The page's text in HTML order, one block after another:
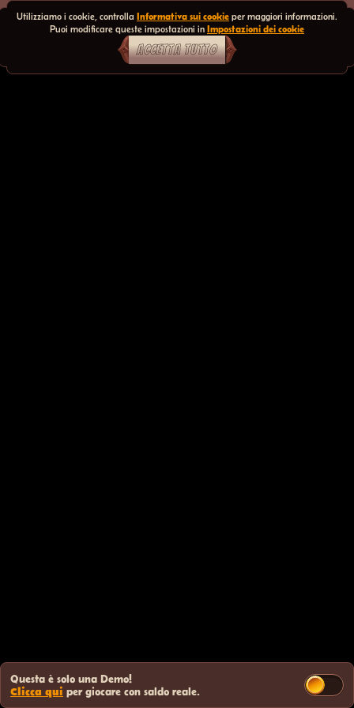
Questa è solo una Demo!
Clicca qui per giocare con saldo reale.
Utilizziamo i cookie, controlla Informativa sui cookie per maggiori informazioni.
Puoi modificare queste impostazioni in Impostazioni dei cookie
ACCETTA TUTTO